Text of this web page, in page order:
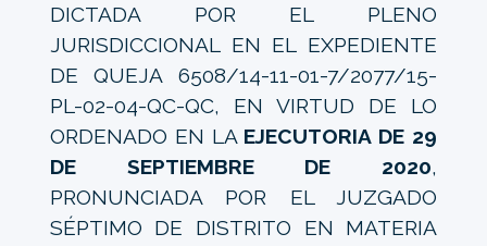
DICTADA POR EL PLENO
JURISDICCIONAL EN EL EXPEDIENTE
DE QUEJA 6508/14-11-01-7/2077/15-
PL-02-04-QC-QC, EN VIRTUD DE LO
ORDENADO EN LA EJECUTORIA DE 29
DE SEPTIEMBRE DE 2020,
PRONUNCIADA POR EL JUZGADO
SÉPTIMO DE DISTRITO EN MATERIA